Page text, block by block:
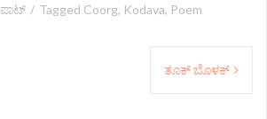
ಪಾಟ್ Tagged Coorg, Kodava, Poem
ತೂಕ್ ಬೊಳಕ್